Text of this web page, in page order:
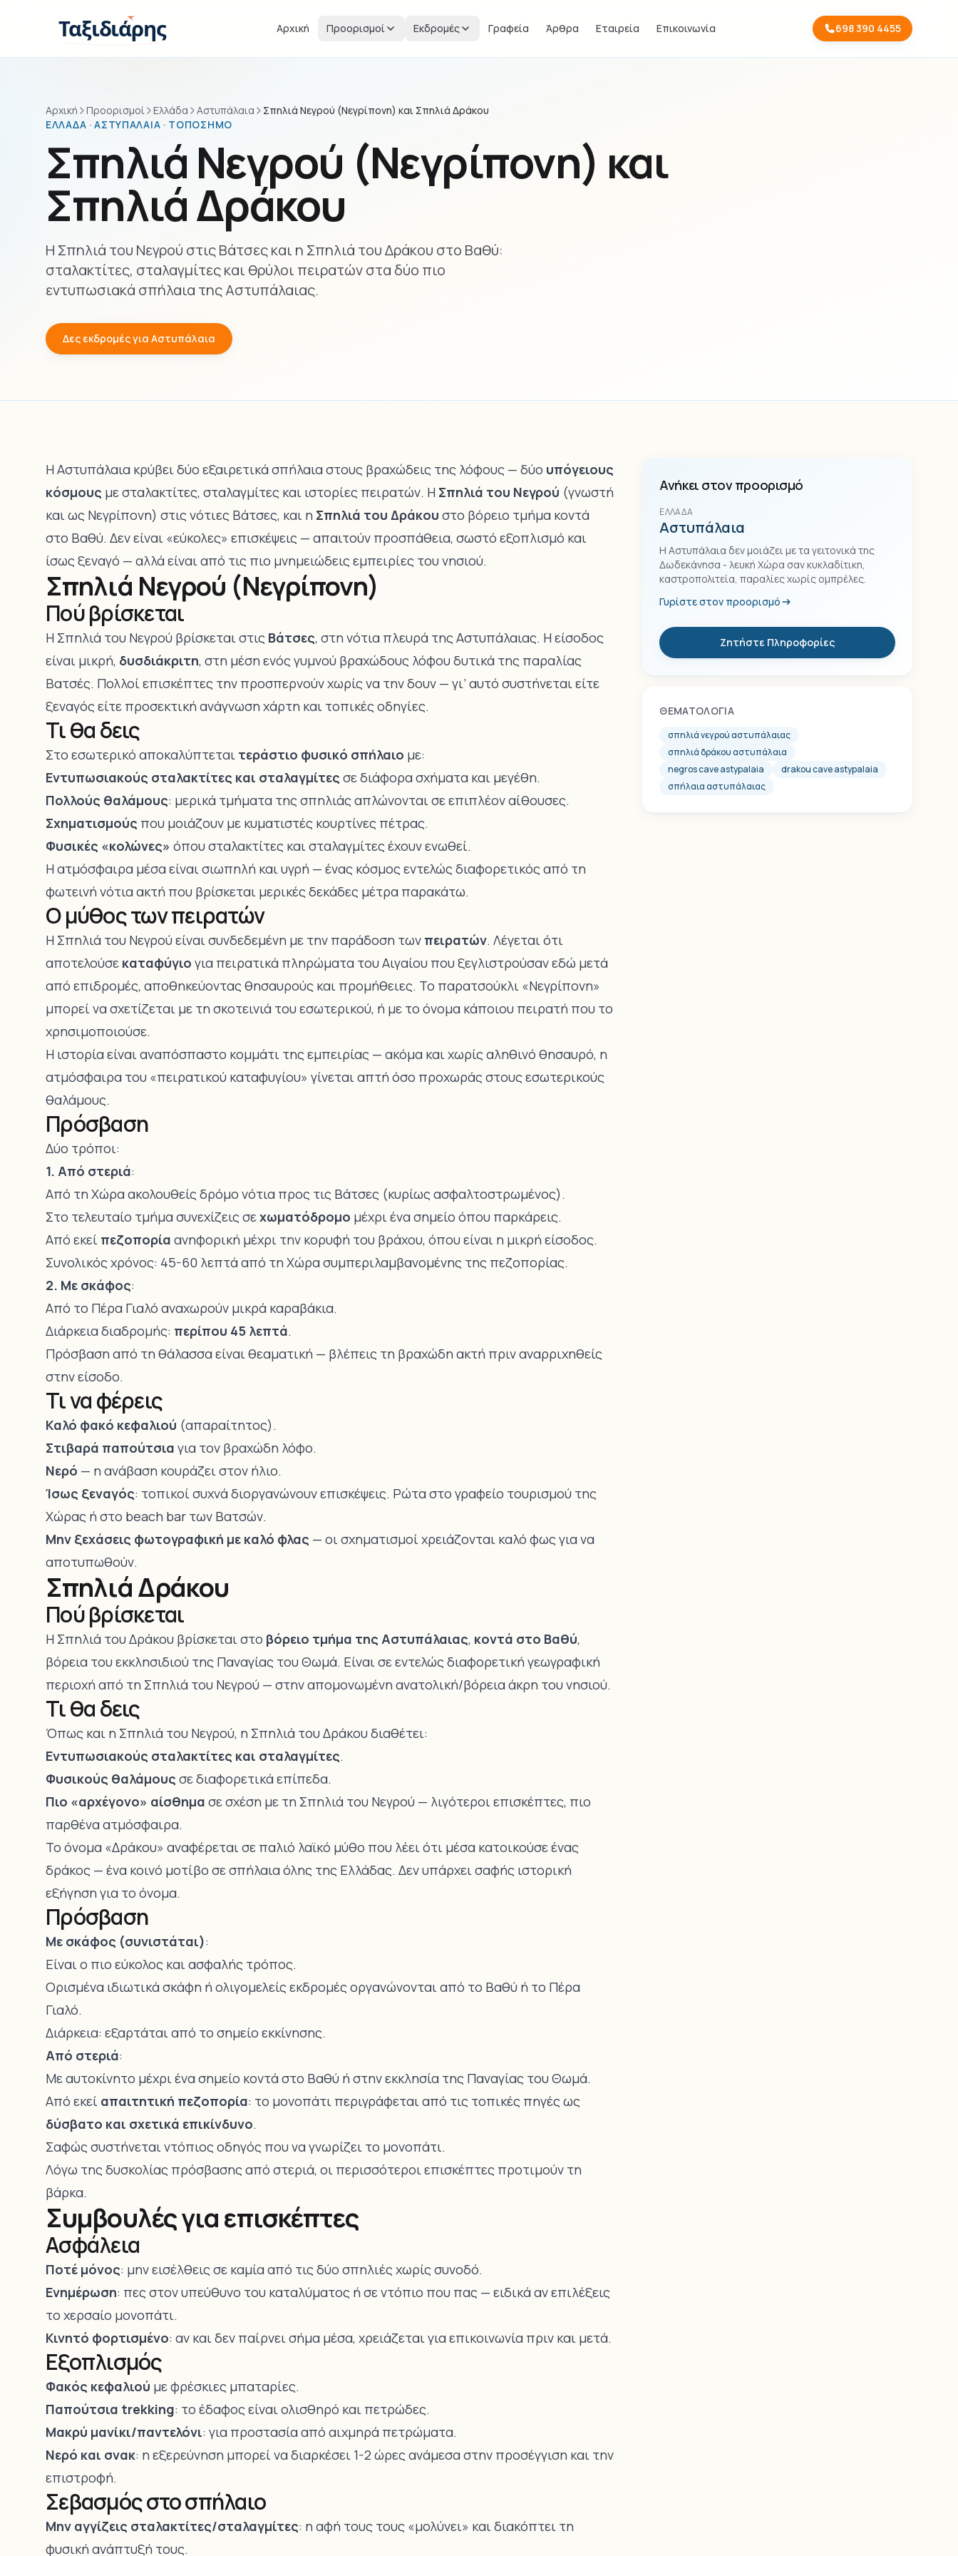
Ταξιδιάρης Αρχική Προορισμοί Εκδρομές Γραφεία Άρθρα Εταιρεία Επικοινωνία 698 390 4455
Αρχική Προορισμοί Ελλάδα Αστυπάλαια
Σπηλιά Νεγρού (Νεγρίπονη) και Σπηλιά Δράκου
ΕΛΛΆΔΑ · ΑΣΤΥΠΆΛΑΙΑ · ΤΟΠΌΣΗΜΟ
Σπηλιά Νεγρού (Νεγρίπονη) και
Σπηλιά Δράκου
Η Σπηλιά του Νεγρού στις Βάτσες και η Σπηλιά του Δράκου στο Βαθύ:
σταλακτίτες, σταλαγμίτες και θρύλοι πειρατών στα δύο πιο
εντυπωσιακά σπήλαια της Αστυπάλαιας.
Δες εκδρομές για Αστυπάλαια
Η Αστυπάλαια κρύβει δύο εξαιρετικά σπήλαια στους βραχώδεις της λόφους — δύο υπόγειους
κόσμους με σταλακτίτες, σταλαγμίτες και ιστορίες πειρατών. Η Σπηλιά του Νεγρού (γνωστή
και ως Νεγρίπονη) στις νότιες Βάτσες, και η Σπηλιά του Δράκου στο βόρειο τμήμα κοντά
στο Βαθύ. Δεν είναι «εύκολες» επισκέψεις — απαιτούν προσπάθεια, σωστό εξοπλισμό και
ίσως ξεναγό — αλλά είναι από τις πιο μνημειώδεις εμπειρίες του νησιού.
Σπηλιά Νεγρού (Νεγρίπονη)
Πού βρίσκεται
Η Σπηλιά του Νεγρού βρίσκεται στις Βάτσες, στη νότια πλευρά της Αστυπάλαιας. Η είσοδος
είναι μικρή, δυσδιάκριτη, στη μέση ενός γυμνού βραχώδους λόφου δυτικά της παραλίας
Βατσές. Πολλοί επισκέπτες την προσπερνούν χωρίς να την δουν — γι’ αυτό συστήνεται είτε
ξεναγός είτε προσεκτική ανάγνωση χάρτη και τοπικές οδηγίες.
Τι θα δεις
Στο εσωτερικό αποκαλύπτεται τεράστιο φυσικό σπήλαιο με:
Εντυπωσιακούς σταλακτίτες και σταλαγμίτες σε διάφορα σχήματα και μεγέθη.
Πολλούς θαλάμους: μερικά τμήματα της σπηλιάς απλώνονται σε επιπλέον αίθουσες.
Σχηματισμούς που μοιάζουν με κυματιστές κουρτίνες πέτρας.
Φυσικές «κολώνες» όπου σταλακτίτες και σταλαγμίτες έχουν ενωθεί.
Η ατμόσφαιρα μέσα είναι σιωπηλή και υγρή — ένας κόσμος εντελώς διαφορετικός από τη
φωτεινή νότια ακτή που βρίσκεται μερικές δεκάδες μέτρα παρακάτω.
Ο μύθος των πειρατών
Η Σπηλιά του Νεγρού είναι συνδεδεμένη με την παράδοση των πειρατών. Λέγεται ότι
αποτελούσε καταφύγιο για πειρατικά πληρώματα του Αιγαίου που ξεγλιστρούσαν εδώ μετά
από επιδρομές, αποθηκεύοντας θησαυρούς και προμήθειες. Το παρατσούκλι «Νεγρίπονη»
μπορεί να σχετίζεται με τη σκοτεινιά του εσωτερικού, ή με το όνομα κάποιου πειρατή που το
χρησιμοποιούσε.
Η ιστορία είναι αναπόσπαστο κομμάτι της εμπειρίας — ακόμα και χωρίς αληθινό θησαυρό, η
ατμόσφαιρα του «πειρατικού καταφυγίου» γίνεται απτή όσο προχωράς στους εσωτερικούς
θαλάμους.
Πρόσβαση
Δύο τρόποι:
1. Από στεριά:
Από τη Χώρα ακολουθείς δρόμο νότια προς τις Βάτσες (κυρίως ασφαλτοστρωμένος).
Στο τελευταίο τμήμα συνεχίζεις σεχωματόδρομο μέχρι ένα σημείο όπου παρκάρεις.
Από εκεί πεζοπορία ανηφορική μέχρι την κορυφή του βράχου, όπου είναι η μικρή είσοδος.
Συνολικός χρόνος: 45-60 λεπτά από τη Χώρα συμπεριλαμβανομένης της πεζοπορίας.
2. Με σκάφος:
Από το Πέρα Γιαλό αναχωρούν μικρά καραβάκια.
Διάρκεια διαδρομής: περίπου 45 λεπτά.
Πρόσβαση από τη θάλασσα είναι θεαματική — βλέπεις τη βραχώδη ακτή πριν αναρριχηθείς
στην είσοδο.
Τι να φέρεις
Καλό φακό κεφαλιού (απαραίτητος).
Στιβαρά παπούτσια για τον βραχώδη λόφο.
Νερό — η ανάβαση κουράζει στον ήλιο.
Ίσως ξεναγός: τοπικοί συχνά διοργανώνουν επισκέψεις. Ρώτα στο γραφείο τουρισμού της
Χώρας ή στο beach bar των Βατσών.
Μην ξεχάσεις φωτογραφική με καλό φλας — οι σχηματισμοί χρειάζονται καλό φως για να
αποτυπωθούν.
Σπηλιά Δράκου
Πού βρίσκεται
Η Σπηλιά του Δράκου βρίσκεται στο βόρειο τμήμα της Αστυπάλαιας, κοντά στο Βαθύ,
βόρεια του εκκλησιδιού της Παναγίας του Θωμά. Είναι σε εντελώς διαφορετική γεωγραφική
περιοχή από τη Σπηλιά του Νεγρού — στην απομονωμένη ανατολική/βόρεια άκρη του νησιού.
Τι θα δεις
Όπως και η Σπηλιά του Νεγρού, η Σπηλιά του Δράκου διαθέτει:
Εντυπωσιακούς σταλακτίτες και σταλαγμίτες.
Φυσικούς θαλάμους σε διαφορετικά επίπεδα.
Πιο «αρχέγονο» αίσθημα σε σχέση με τη Σπηλιά του Νεγρού — λιγότεροι επισκέπτες, πιο
παρθένα ατμόσφαιρα.
Το όνομα «Δράκου» αναφέρεται σε παλιό λαϊκό μύθο που λέει ότι μέσα κατοικούσε ένας
δράκος — ένα κοινό μοτίβο σε σπήλαια όλης της Ελλάδας. Δεν υπάρχει σαφής ιστορική
εξήγηση για το όνομα.
Πρόσβαση
Με σκάφος (συνιστάται):
Είναι ο πιο εύκολος και ασφαλής τρόπος.
Ορισμένα ιδιωτικά σκάφη ή ολιγομελείς εκδρομές οργανώνονται από το Βαθύ ή το Πέρα
Γιαλό.
Διάρκεια: εξαρτάται από το σημείο εκκίνησης.
Από στεριά:
Με αυτοκίνητο μέχρι ένα σημείο κοντά στο Βαθύ ή στην εκκλησία της Παναγίας του Θωμά.
Από εκεί απαιτητική πεζοπορία: το μονοπάτι περιγράφεται από τις τοπικές πηγές ως
δύσβατο και σχετικά επικίνδυνο.
Σαφώς συστήνεται ντόπιος οδηγός που να γνωρίζει το μονοπάτι.
Λόγω της δυσκολίας πρόσβασης από στεριά, οι περισσότεροι επισκέπτες προτιμούν τη
βάρκα.
Συμβουλές για επισκέπτες
Ασφάλεια
Ποτέ μόνος: μην εισέλθεις σε καμία από τις δύο σπηλιές χωρίς συνοδό.
Ενημέρωση: πες στον υπεύθυνο του καταλύματος ή σε ντόπιο που πας — ειδικά αν επιλέξεις
το χερσαίο μονοπάτι.
Κινητό φορτισμένο: αν και δεν παίρνει σήμα μέσα, χρειάζεται για επικοινωνία πριν και μετά.
Εξοπλισμός
Φακός κεφαλιού με φρέσκιες μπαταρίες.
Παπούτσια trekking: το έδαφος είναι ολισθηρό και πετρώδες.
Μακρύ μανίκι/παντελόνι: για προστασία από αιχμηρά πετρώματα.
Νερό και σνακ: η εξερεύνηση μπορεί να διαρκέσει 1-2 ώρες ανάμεσα στην προσέγγιση και την
επιστροφή.
Σεβασμός στο σπήλαιο
Μην αγγίζεις σταλακτίτες/σταλαγμίτες: η αφή τους τους «μολύνει» και διακόπτει τη
φυσική ανάπτυξή τους.
Ανήκει στον προορισμό
ΕΛΛΆΔΑ
Αστυπάλαια
Η Αστυπάλαια δεν μοιάζει με τα γειτονικά της
Δωδεκάνησα - λευκή Χώρα σαν κυκλαδίτικη,
καστροπολιτεία, παραλίες χωρίς ομπρέλες.
Γυρίστε στον προορισμό
Ζητήστε Πληροφορίες
ΘΕΜΑΤΟΛΟΓΊΑ
σπηλιά νεγρού αστυπάλαιας
σπηλιά δράκου αστυπάλαια
negros cave astypalaia
drakou cave astypalaia
σπήλαια αστυπάλαιας